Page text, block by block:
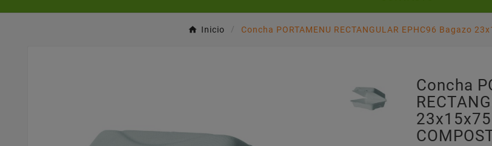
Inicio Concha PORTAMENU RECTANGULAR EPHC96 Bagazo
Concha